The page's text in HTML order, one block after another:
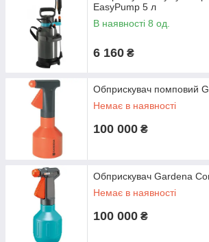
EasyPump 5 л
В наявності 8 од.
6 160 ₴
Обприскувач помповий
Немає в наявності
100 000 ₴
Обприскувач Gardena
Немає в наявності
100 000 ₴